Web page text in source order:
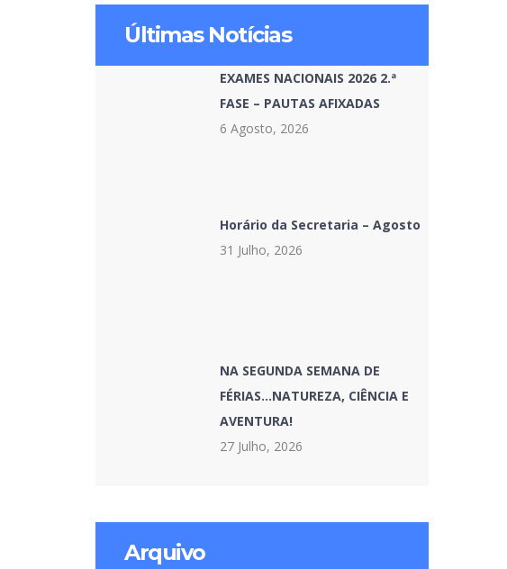
Últimas Notícias
EXAMES NACIONAIS 2026 2.ª
FASE – PAUTAS AFIXADAS
6 Agosto, 2026
Horário da Secretaria – Agosto
31 Julho, 2026
NA SEGUNDA SEMANA DE
FÉRIAS…NATUREZA, CIÊNCIA E
AVENTURA!
27 Julho, 2026
Arquivo